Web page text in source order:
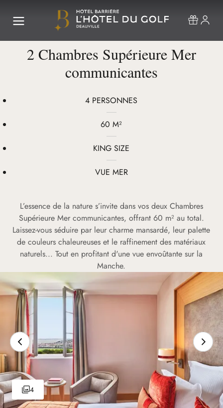
2 Chambres Supérieure Mer
communicantes
4 PERSONNES
60 M²
KING SIZE
VUE MER
L’essence de la nature s’invite dans vos deux Chambres
Supérieure Mer communicantes, offrant 60 m² au total.
Laissez-vous séduire par leur charme mansardé, leur palette
de couleurs chaleureuses et le raffinement des matériaux
naturels... Tout en profitant d'une vue envoûtante sur la
Manche.
4